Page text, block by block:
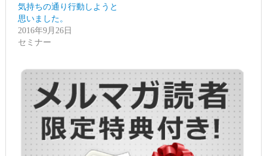
ま
す)
ウ
ィ
ド
ウ
す)
気持ちの通り行動しようと
思いました。
2016年9月26日
セミナー